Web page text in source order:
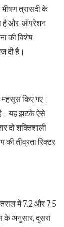
त्रासदी के
है और ‘ऑपरेशन
की विशेष
दी है।
किए गए।
है। यह झटके ऐसे
दो शक्तिशाली
तीव्रता रिक्टर
में 7.2 और 7.5
के अनुसार, दूसरा